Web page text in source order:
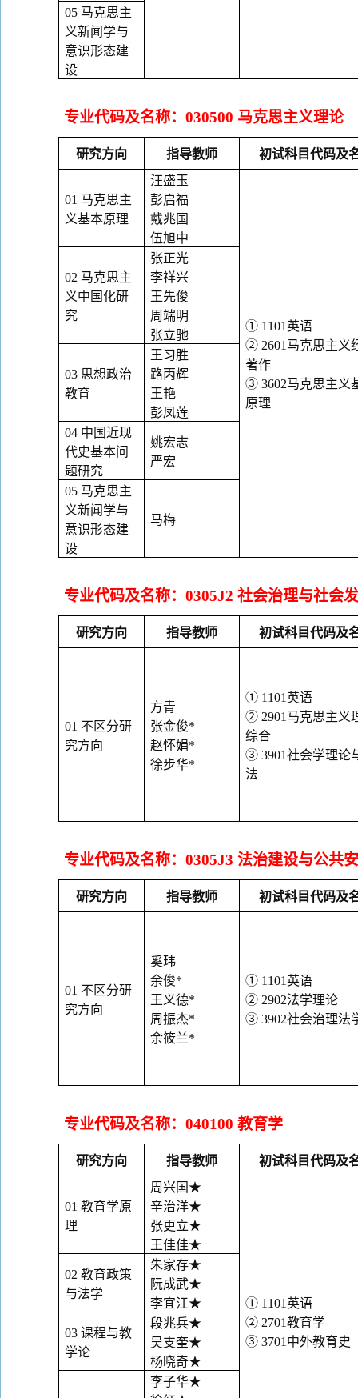
05 马克思主
义新闻学与
意识形态建
设
专业代码及名称： 030500 马克思主义理论
研究方向 指导教师 初试科目代码及
01 马克思主
义基本原理
汪盛玉
彭启福
戴兆国
伍旭中
① 1101 英语
② 2601 马克思主义
著作
③ 3602马克思主义
原理
02 马克思主
义中国化研
究
张正光
李祥兴
王先俊
周端明
张立驰
03 思想政治
教育
王习胜
路丙辉
王艳
彭凤莲
04 中国近现
代史基本问
题研究
姚宏志
严宏
05 马克思主
义新闻学与
意识形态建
设
马梅
专业代码及名称： 0305J2 社会治理与社会
研究方向 指导教师 初试科目代码及
01 不区分研
究方向
方青
张金俊*
赵怀娟*
徐步华*
① 1101 英语
② 2901 马克思主义
综合
③ 3901社会学理论
法
专业代码及名称： 0305J3 法治建设与公共
研究方向 指导教师 初试科目代码及
01 不区分研
究方向
奚玮
余俊*
王义德*
周振杰*
余筱兰*
① 1101 英语
② 2902法学理论
③ 3902社会治理法
专业代码及名称： 040100 教育学
研究方向 指导教师 初试科目代码及
01 教育学原
理
周兴国 ★
辛治洋★
张更立★
王佳佳★
① 1101 英语
② 2701教育学
③ 3701 中外教育史
02 教育政策
与法学
朱家存★
阮成武★
李宜江★
03 课程与教
学论
段兆兵★
吴支奎★
杨晓奇★
李子华★